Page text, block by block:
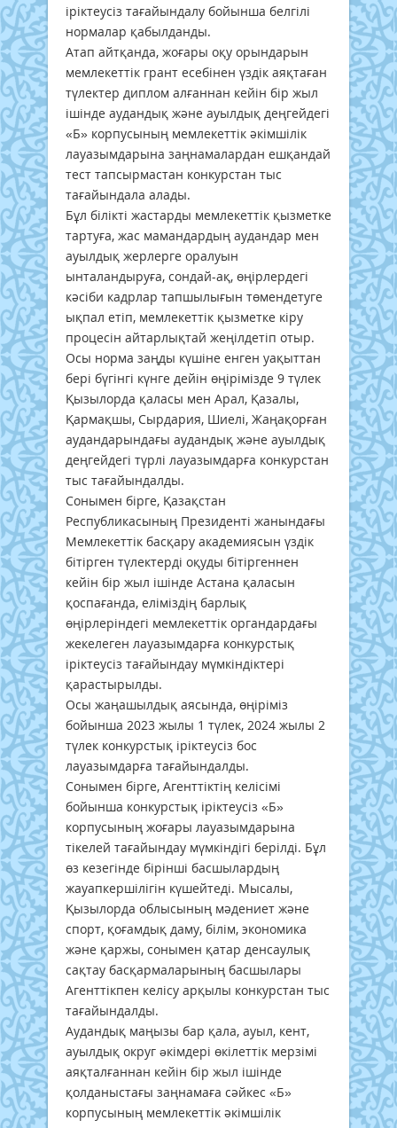
іріктеусіз тағайындалу бойынша белгілі
нормалар қабылданды.
Атап айтқанда, жоғары оқу орындарын
мемлекеттік грант есебінен үздік аяқтаған
түлектер диплом алғаннан кейін бір жыл
ішінде аудандық және ауылдық деңгейдегі
«Б» корпусының мемлекеттік әкімшілік
лауазымдарына заңнамалардан ешқандай
тест тапсырмастан конкурстан тыс
тағайындала алады.
Бұл білікті жастарды мемлекеттік қызметке
тартуға, жас мамандардың аудандар мен
ауылдық жерлерге оралуын
ынталандыруға, сондай-ақ, өңірлердегі
кәсіби кадрлар тапшылығын төмендетуге
ықпал етіп, мемлекеттік қызметке кіру
процесін айтарлықтай жеңілдетіп отыр.
Осы норма заңды күшіне енген уақыттан
бері бүгінгі күнге дейін өңірімізде 9 түлек
Қызылорда қаласы мен Арал, Қазалы,
Қармақшы, Сырдария, Шиелі, Жаңақорған
аудандарындағы аудандық және ауылдық
деңгейдегі түрлі лауазымдарға конкурстан
тыс тағайындалды.
Сонымен бірге, Қазақстан
Республикасының Президенті жанындағы
Мемлекеттік басқару академиясын үздік
бітірген түлектерді оқуды бітіргеннен
кейін бір жыл ішінде Астана қаласын
қоспағанда, еліміздің барлық
өңірлеріндегі мемлекеттік органдардағы
жекелеген лауазымдарға конкурстық
іріктеусіз тағайындау мүмкіндіктері
қарастырылды.
Осы жаңашылдық аясында, өңіріміз
бойынша 2023 жылы 1 түлек, 2024 жылы 2
түлек конкурстық іріктеусіз бос
лауазымдарға тағайындалды.
Сонымен бірге, Агенттіктің келісімі
бойынша конкурстық іріктеусіз «Б»
корпусының жоғары лауазымдарына
тікелей тағайындау мүмкіндігі берілді. Бұл
өз кезегінде бірінші басшылардың
жауапкершілігін күшейтеді. Мысалы,
Қызылорда облысының мәдениет және
спорт, қоғамдық даму, білім, экономика
және қаржы, сонымен қатар денсаулық
сақтау басқармаларының басшылары
Агенттікпен келісу арқылы конкурстан тыс
тағайындалды.
Аудандық маңызы бар қала, ауыл, кент,
ауылдық округ əкімдері өкілеттік мерзімі
аяқталғаннан кейін бір жыл ішінде
қолданыстағы заңнамаға сәйкес «Б»
корпусының мемлекеттік әкімшілік